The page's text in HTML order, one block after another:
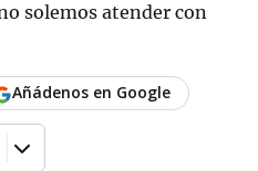
solemos atender con
Añádenos en Google